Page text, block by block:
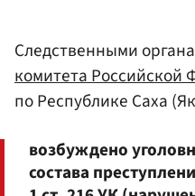
Следственными
комитета Российской
по Республике Саха
возбуждено
состава